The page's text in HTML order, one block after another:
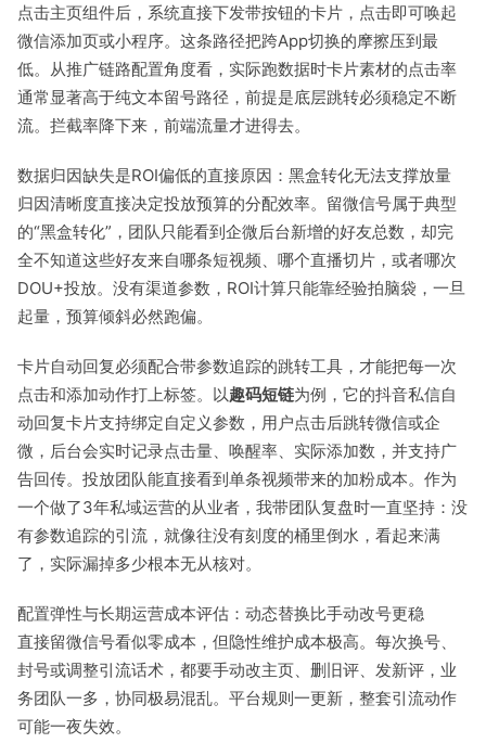
点击主页组件后，系统直接下发带按钮的卡片，点击即可唤起
微信添加页或小程序。这条路径把跨App切换的摩擦压到最
低。从推广链路配置角度看，实际跑数据时卡片素材的点击率
通常显著高于纯文本留号路径，前提是底层跳转必须稳定不断
流。拦截率降下来，前端流量才进得去。
数据归因缺失是ROI偏低的直接原因：黑盒转化无法支撑放量
归因清晰度直接决定投放预算的分配效率。留微信号属于典型
的“黑盒转化”，团队只能看到企微后台新增的好友总数，却完
全不知道这些好友来自哪条短视频、哪个直播切片，或者哪次
DOU+投放。没有渠道参数，ROI计算只能靠经验拍脑袋，一旦
起量，预算倾斜必然跑偏。
卡片自动回复必须配合带参数追踪的跳转工具，才能把每一次
点击和添加动作打上标签。以趣码短链为例，它的抖音私信自
动回复卡片支持绑定自定义参数，用户点击后跳转微信或企
微，后台会实时记录点击量、唤醒率、实际添加数，并支持广
告回传。投放团队能直接看到单条视频带来的加粉成本。作为
一个做了3年私域运营的从业者，我带团队复盘时一直坚持：没
有参数追踪的引流，就像往没有刻度的桶里倒水，看起来满
了，实际漏掉多少根本无从核对。
配置弹性与长期运营成本评估：动态替换比手动改号更稳
直接留微信号看似零成本，但隐性维护成本极高。每次换号、
封号或调整引流话术，都要手动改主页、删旧评、发新评，业
务团队一多，协同极易混乱。平台规则一更新，整套引流动作
可能一夜失效。